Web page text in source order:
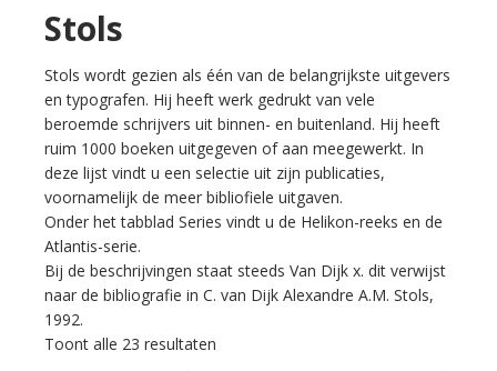
Stols
Stols wordt gezien als één van de belangrijkste uitgevers
en typografen. Hij heeft werk gedrukt van vele
beroemde schrijvers uit binnen- en buitenland. Hij heeft
ruim 1000 boeken uitgegeven of aan meegewerkt. In
deze lijst vindt u een selectie uit zijn publicaties,
voornamelijk de meer bibliofiele uitgaven.
Onder het tabblad Series vindt u de Helikon-reeks en de
Atlantis-serie.
Bij de beschrijvingen staat steeds Van Dijk x. dit verwijst
naar de bibliografie in C. van Dijk Alexandre A.M. Stols,
1992.
Toont alle 23 resultaten